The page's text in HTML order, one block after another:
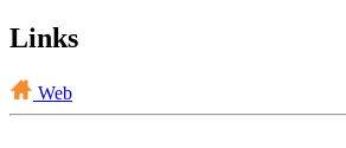
Links
Web